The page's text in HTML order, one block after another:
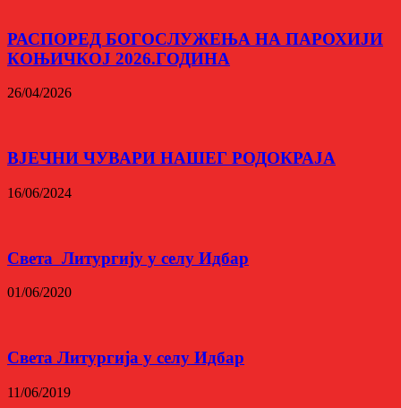
РАСПОРЕД БОГОСЛУЖЕЊА НА ПАРОХИЈИ
КОЊИЧКОЈ 2026.ГОДИНА
26/04/2026
ВЈЕЧНИ ЧУВАРИ НАШЕГ РОДОКРАЈА
16/06/2024
Светa Литургију у селу Идбар
01/06/2020
Света Литургија у селу Идбар
11/06/2019